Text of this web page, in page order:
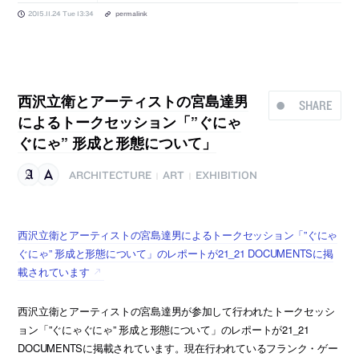
2015.11.24 Tue 13:34 permalink
SHARE
西沢立衛とアーティストの宮島達男
によるトークセッション「”ぐにゃ
ぐにゃ” 形成と形態について」
ARCHITECTURE ART EXHIBITION
西沢立衛とアーティストの宮島達男によるトークセッション「”ぐにゃ
ぐにゃ” 形成と形態について」のレポートが21_21 DOCUMENTSに掲
載されています
西沢立衛とアーティストの宮島達男が参加して行われたトークセッシ
ョン「”ぐにゃぐにゃ” 形成と形態について」のレポートが21_21
DOCUMENTSに掲載されています。現在行われているフランク・ゲー